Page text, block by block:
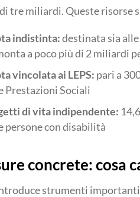
tre miliardi. Queste risorse
indistinta:destinata sia
a poco più di 2 miliardi
vincolata ai LEPS: pari a
Prestazioni Sociali
di vita indipendente:
persone con disabilità
concrete: cosa
strumenti